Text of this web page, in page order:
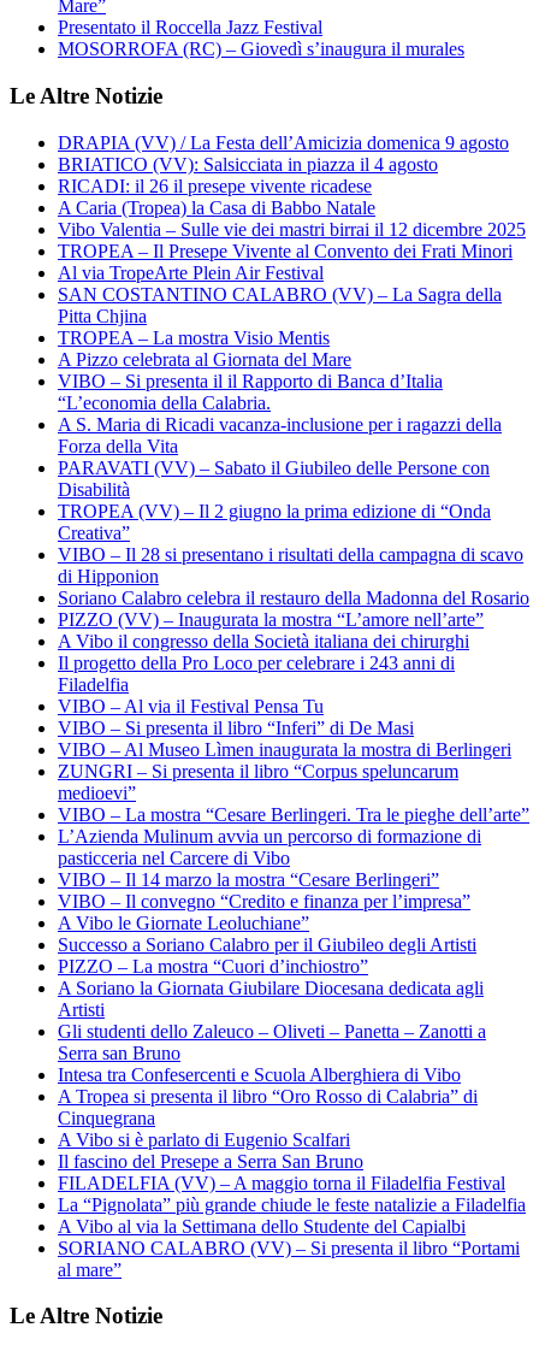
Mare”
Presentato il Roccella Jazz Festival
MOSORROFA (RC) – Giovedì s’inaugura il murales
Le Altre Notizie
DRAPIA (VV) / La Festa dell’Amicizia domenica 9 agosto
BRIATICO (VV): Salsicciata in piazza il 4 agosto
RICADI: il 26 il presepe vivente ricadese
A Caria (Tropea) la Casa di Babbo Natale
Vibo Valentia – Sulle vie dei mastri birrai il 12 dicembre 2025
TROPEA – Il Presepe Vivente al Convento dei Frati Minori
Al via TropeArte Plein Air Festival
SAN COSTANTINO CALABRO (VV) – La Sagra della
Pitta Chjina
TROPEA – La mostra Visio Mentis
A Pizzo celebrata al Giornata del Mare
VIBO – Si presenta il il Rapporto di Banca d’Italia
“L’economia della Calabria.
A S. Maria di Ricadi vacanza-inclusione per i ragazzi della
Forza della Vita
PARAVATI (VV) – Sabato il Giubileo delle Persone con
Disabilità
TROPEA (VV) – Il 2 giugno la prima edizione di “Onda
Creativa”
VIBO – Il 28 si presentano i risultati della campagna di scavo
di Hipponion
Soriano Calabro celebra il restauro della Madonna del Rosario
PIZZO (VV) – Inaugurata la mostra “L’amore nell’arte”
A Vibo il congresso della Società italiana dei chirurghi
Il progetto della Pro Loco per celebrare i 243 anni di
Filadelfia
VIBO – Al via il Festival Pensa Tu
VIBO – Si presenta il libro “Inferi” di De Masi
VIBO – Al Museo Lìmen inaugurata la mostra di Berlingeri
ZUNGRI – Si presenta il libro “Corpus speluncarum
medioevi”
VIBO – La mostra “Cesare Berlingeri. Tra le pieghe dell’arte”
L’Azienda Mulinum avvia un percorso di formazione di
pasticceria nel Carcere di Vibo
VIBO – Il 14 marzo la mostra “Cesare Berlingeri”
VIBO – Il convegno “Credito e finanza per l’impresa”
A Vibo le Giornate Leoluchiane”
Successo a Soriano Calabro per il Giubileo degli Artisti
PIZZO – La mostra “Cuori d’inchiostro”
A Soriano la Giornata Giubilare Diocesana dedicata agli
Artisti
Gli studenti dello Zaleuco – Oliveti – Panetta – Zanotti a
Serra san Bruno
Intesa tra Confesercenti e Scuola Alberghiera di Vibo
A Tropea si presenta il libro “Oro Rosso di Calabria” di
Cinquegrana
A Vibo si è parlato di Eugenio Scalfari
Il fascino del Presepe a Serra San Bruno
FILADELFIA (VV) – A maggio torna il Filadelfia Festival
La “Pignolata” più grande chiude le feste natalizie a Filadelfia
A Vibo al via la Settimana dello Studente del Capialbi
SORIANO CALABRO (VV) – Si presenta il libro “Portami
al mare”
Le Altre Notizie